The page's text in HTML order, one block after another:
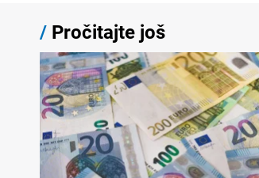
/ Pročitajte još